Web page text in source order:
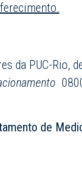
PUC-Rio,
de